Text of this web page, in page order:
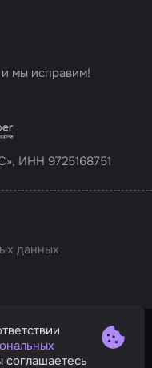
мы исправим!
ИНН 9725168751
данных
соглашаетесь